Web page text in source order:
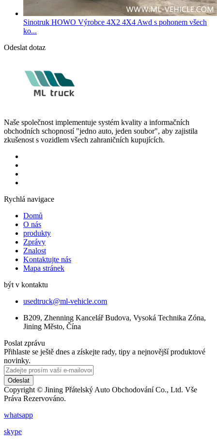
Sinotruk HOWO Výrobce 4X2 4X4 Awd s pohonem všech
ko...
Odeslat dotaz
Naše společnost implementuje systém kvality a informačních
obchodních schopností "jedno auto, jeden soubor", aby zajistila
zkušenost s vozidlem všech zahraničních kupujících.
Rychlá navigace
Domů
O nás
produkty
Zprávy
Znalost
Kontaktujte nás
Mapa stránek
být v kontaktu
usedtruck@ml-vehicle.com
B209, Zhenning Kancelář Budova, Vysoká Technika Zóna,
Jining Město, Čína
Poslat zprávu
Přihlaste se ještě dnes a získejte rady, tipy a nejnovější produktové
novinky.
Odeslat
Copyright © Jining Přátelský Auto Obchodování Co., Ltd. Vše
Práva Rezervováno.
whatsapp
skype